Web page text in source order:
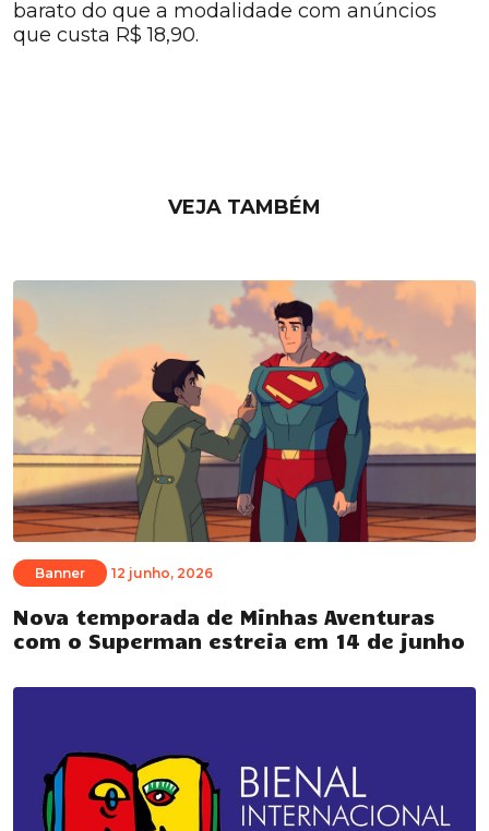
barato do que a modalidade com anúncios
que custa R$ 18,90.
VEJA TAMBÉM
Banner 12 junho, 2026
Nova temporada de Minhas Aventuras
com o Superman estreia em 14 de junho